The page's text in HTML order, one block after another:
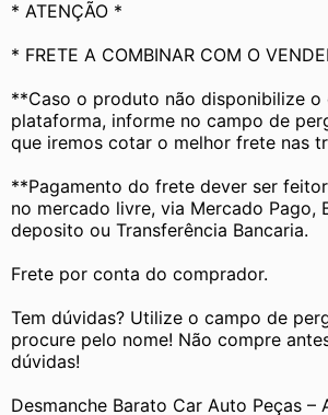
* ATENÇÃO *
* FRETE A COMBINAR COM O
**Caso o produto não disponibilize o
plataforma, informe no campo de
que iremos cotar o melhor frete nas
**Pagamento do frete dever ser
no mercado livre, via Mercado Pago,
deposito ou Transferência Bancaria.
Frete por conta do comprador.
Tem dúvidas? Utilize o campo de
procure pelo nome! Não compre
dúvidas!
Desmanche Barato Car Auto Peças –